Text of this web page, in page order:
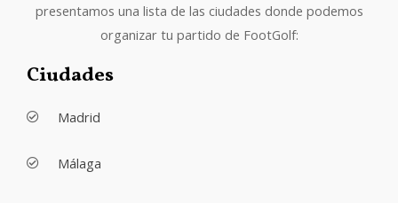
presentamos una lista de las ciudades donde podemos
organizar tu partido de FootGolf:
Ciudades
Madrid
Málaga